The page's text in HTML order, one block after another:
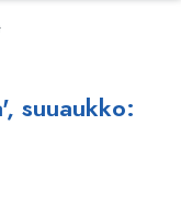
suuaukko: